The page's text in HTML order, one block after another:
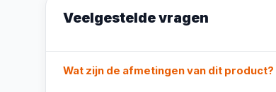
Veelgestelde vragen
Wat zijn de afmetingen van dit product?